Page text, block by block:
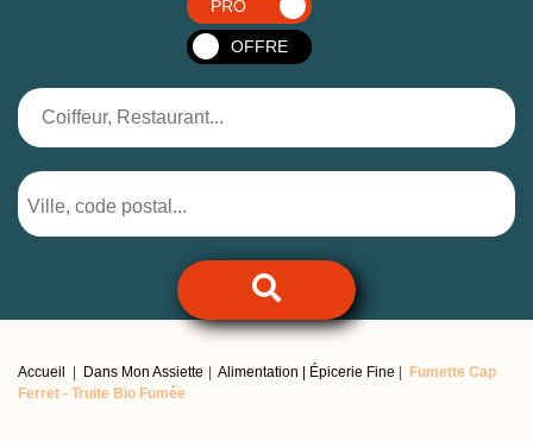
PRO
OFFRE
Accueil Dans Mon Assiette Alimentation | Épicerie Fine
Fumette Cap
Ferret - Truite Bio Fumée